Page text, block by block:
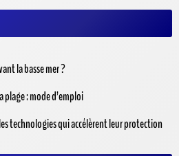
la basse mer ?
plage : mode d’emploi
technologies qui accélèrent leur protection